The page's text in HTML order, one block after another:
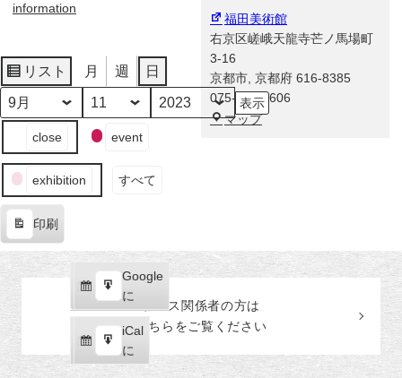
は
人
で
デ
ザ
ナ
ー
福田美術館
右京区嵯峨天龍寺芒ノ馬場町
3-16
京都市 京都府 616-8385
075-863-0606
マップ福
information
リスト
表
示
月 週 日
月
日
年
ン
の
テ
リ
ー
close event
exhibition すべて
印刷
示
Google
で
購
読
iCal
で
購
読
Google
に
エ
ク
ス
ポ
iCal
に
エ
ク
プレス関係者の方は
こちらをご覧ください